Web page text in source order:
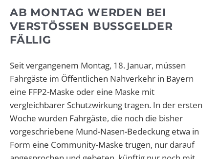
AB MONTAG WERDEN BEI
VERSTÖSSEN BUSSGELDER FÄ
LLIG
Seit vergangenem Montag, 18. Januar, müssen
Fahrgäste im Öffentlichen Nahverkehr in Bayern
eine FFP2-Maske oder eine Maske mit
vergleichbarer Schutzwirkung tragen. In der ersten
Woche wurden Fahrgäste, die noch die bisher
vorgeschriebene Mund-Nasen-Bedeckung etwa in
Form eine Community-Maske trugen, nur darauf